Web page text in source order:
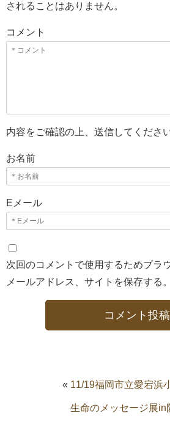
されることはありません。
コメント
内容をご確認の上、送信してください
お名前
Eメール
次回のコメントで使用するためブラ
メールアドレス、サイトを保存する。
« 11/19福岡市立愛宕浜
生命のメッセージ展in